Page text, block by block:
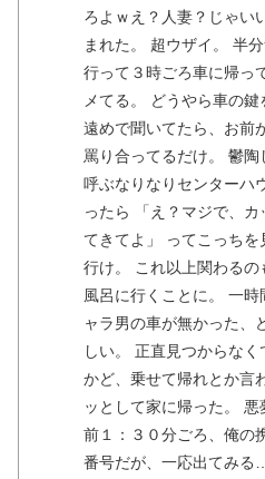
ろよｗえ？人妻？じゃい
まれた。 超ウザイ。 半
行って３時ごろ車に帰っ
メてる。 どうやら車の
遠めで聞いてたら、お前
罵り合ってるだけ。 鬱
呼ぶなりなりセンターハ
ったら 「え？マジで、
てきてよ」 ってこっち
行け。 これ以上関わるの
風呂に行くことに。 一
ャラ男の車が無かった、
しい。 正直見つからな
かど、乗せて帰れとか言
ッとして家に帰った。
前１：３０分ごろ、俺の
番号だが、一応出てみる